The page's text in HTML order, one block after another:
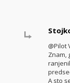
@Pilot
Znam,
A sto